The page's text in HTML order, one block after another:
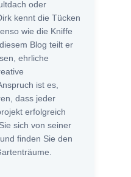
oder
kennt die Tücken
wie die Kniffe
Blog teilt er
ehrliche
ist es,
dass jeder
erfolgreich
sich von seiner
finden Sie den